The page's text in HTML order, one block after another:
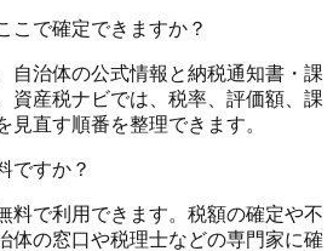
こで確定できますか？
自治体の公式情報と納税通知書・課
資産税ナビでは、税率、評価額、課
見直す順番を整理できます。
ですか？
料で利用できます。税額の確定や不
体の窓口や税理士などの専門家に確